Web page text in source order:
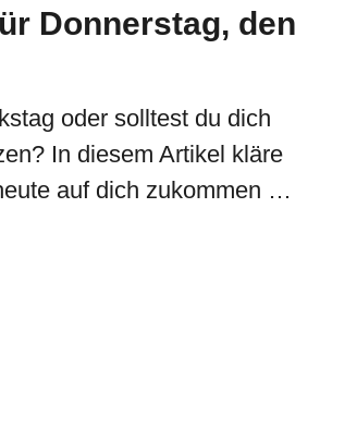
Donnerstag, den
oder solltest du dich
In diesem Artikel kläre
auf dich zukommen …